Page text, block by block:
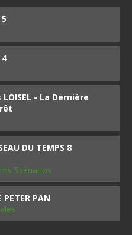
LOISEL - La Dernière
DU TEMPS 8
Scénarios
PETER PAN